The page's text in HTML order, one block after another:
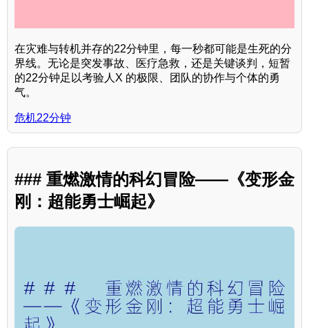
在灾难与转机并存的22分钟里，每一秒都可能是生死的分
界线。无论是突发事故、医疗急救，还是关键谈判，短暂
的22分钟足以考验人X 的极限、团队的协作与个体的勇
气。
危机22分钟
### 重燃激情的科幻冒险——《变形金
刚：超能勇士崛起》